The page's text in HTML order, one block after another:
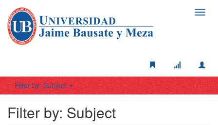
Filter by: Subject
Filter by: Subject